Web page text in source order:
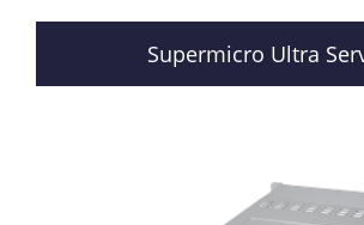
Supermicro Ultra